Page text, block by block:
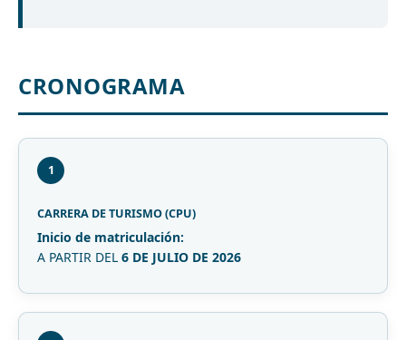
CRONOGRAMA
1
CARRERA DE TURISMO (CPU)
Inicio de matriculación:
A PARTIR DEL 6 DE JULIO DE 2026